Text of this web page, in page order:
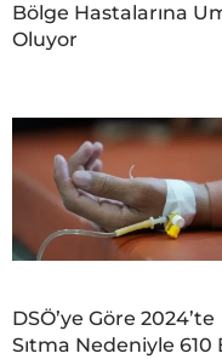
Bölge Hastalarına
Oluyor
DSÖ’ye Göre 2024’te
Sıtma Nedeniyle 610